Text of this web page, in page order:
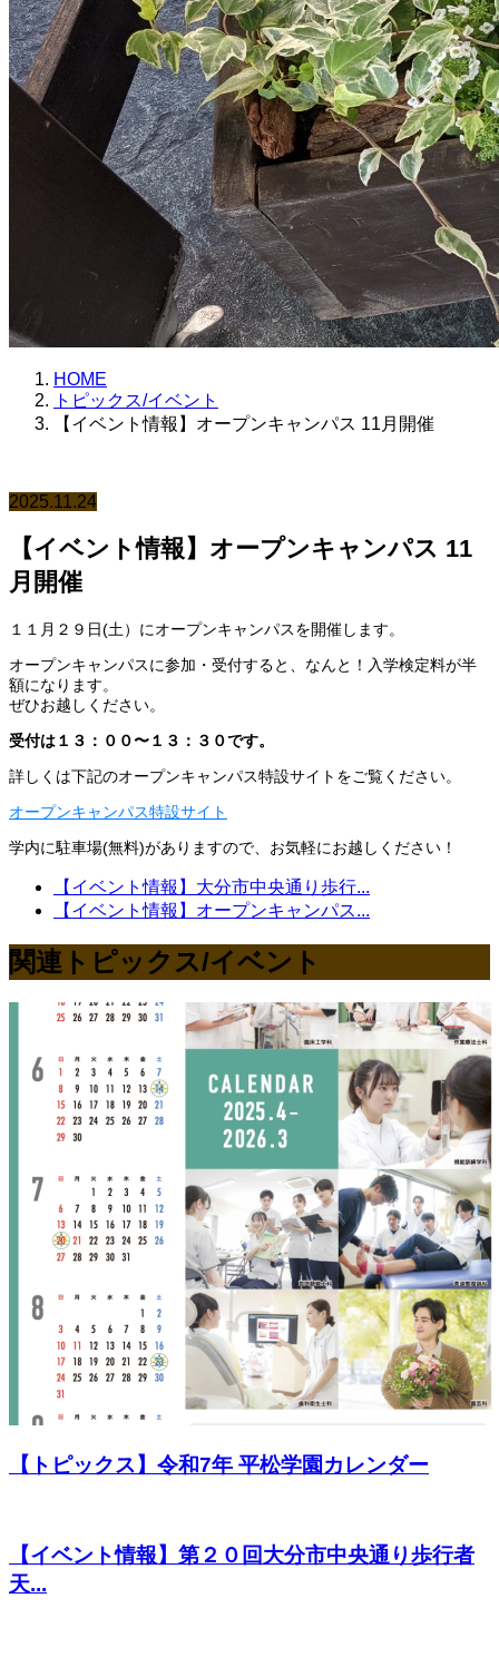
HOME
トピックス/イベント
【イベント情報】オープンキャンパス 11月開催
2025.11.24
【イベント情報】オープンキャンパス 11
月開催
１１月２９日(土）にオープンキャンパスを開催します。
オープンキャンパスに参加・受付すると、なんと！入学検定料が半
額になります。
ぜひお越しください。
受付は１３：００〜１３：３０です。
詳しくは下記のオープンキャンパス特設サイトをご覧ください。
オープンキャンパス特設サイト
学内に駐車場(無料)がありますので、お気軽にお越しください！
【イベント情報】大分市中央通り歩行...
【イベント情報】オープンキャンパス...
関連トピックス/イベント
【トピックス】令和7年 平松学園カレンダー
【イベント情報】第２０回大分市中央通り歩行者
天...